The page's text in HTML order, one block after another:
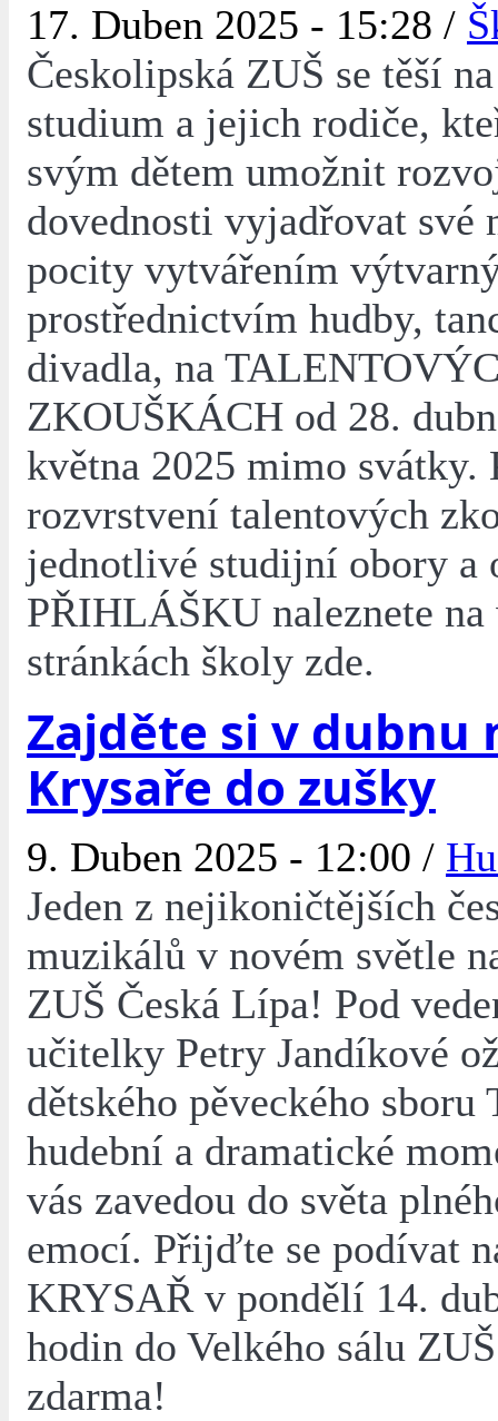
17. Duben 2025 - 15:28 /
Českolipská ZUŠ se těší
studium a jejich rodiče,
svým dětem umožnit
dovednosti vyjadřovat své
pocity vytvářením
prostřednictvím hudby,
divadla, na
ZKOUŠKÁCH od 28.
května 2025 mimo svátky.
rozvrstvení talentových
jednotlivé studijní obory a
PŘIHLÁŠKU naleznete na
stránkách školy zde.
Zajděte si v dubnu
Krysaře do zušky
9. Duben 2025 - 12:00 /
Jeden z nejikoničtějších
muzikálů v novém světle
ZUŠ Česká Lípa! Pod
učitelky Petry Jandíkové
dětského pěveckého sboru
hudební a dramatické
vás zavedou do světa
emocí. Přijďte se podívat
KRYSAŘ v pondělí 14.
hodin do Velkého sálu
zdarma!